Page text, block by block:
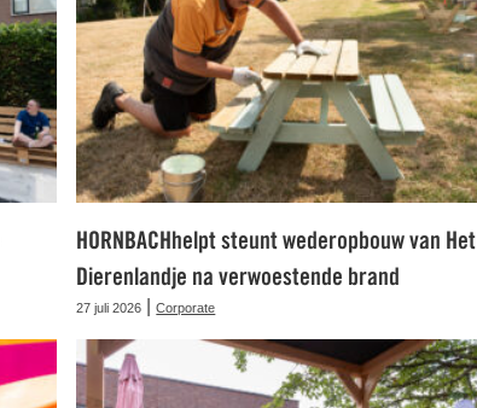
HORNBACHhelpt steunt wederopbouw van Het
Dierenlandje na verwoestende brand
27 juli 2026 |Corporate